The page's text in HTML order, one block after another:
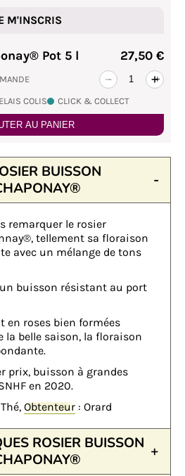
M'INSCRIS
Pot 5 l
- +
27,50 €
COLIS CLICK & COLLECT
AU PANIER
BUISSON
remarquer le rosier
tellement sa floraison
avec un mélange de tons
buisson résistant au port
en roses bien formées
la belle saison, la floraison
prix, buisson à grandes
en 2020.
Obtenteur : Orard
ROSIER BUISSON